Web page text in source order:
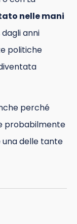
nelle mani
anni
politiche
perché
probabilmente
una delle tante